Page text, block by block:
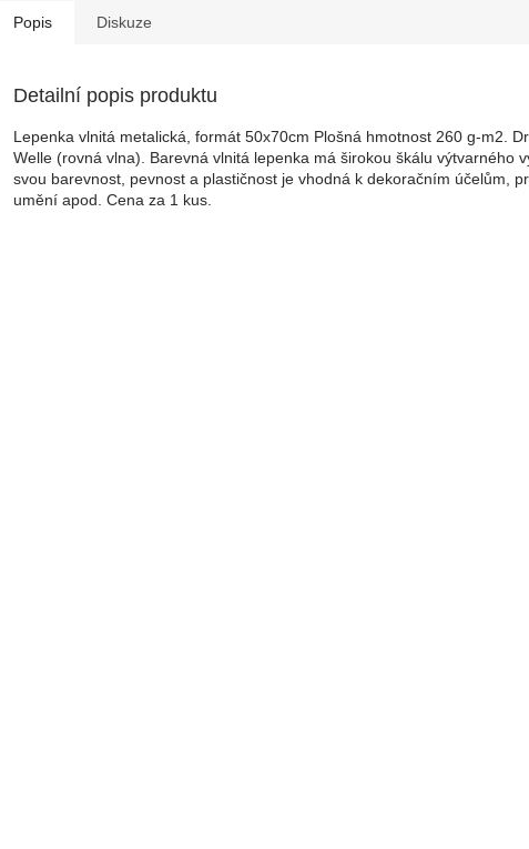
Popis Diskuze
Detailní popis produktu
Lepenka vlnitá metalická, formát 50x70cm Plošná hmotnost 260 g-m2.
Welle (rovná vlna). Barevná vlnitá lepenka má širokou škálu výtvarného
svou barevnost, pevnost a plastičnost je vhodná k dekoračním účelům,
umění apod. Cena za 1 kus.